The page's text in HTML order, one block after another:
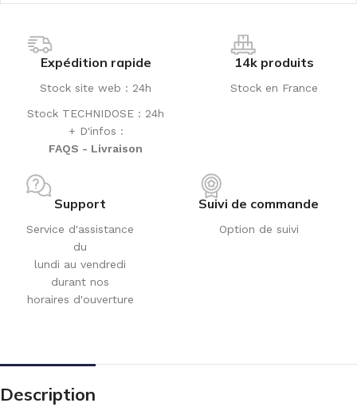
Expédition rapide
Stock site web : 24h
Stock TECHNIDOSE : 24h
+ D'infos :
FAQS - Livraison
14k produits
Stock en France
Support
Service d'assistance
du
lundi au vendredi
durant nos
horaires d'ouverture
Suivi de commande
Option de suivi
Description